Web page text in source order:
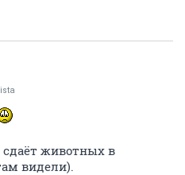
животных в
видели).